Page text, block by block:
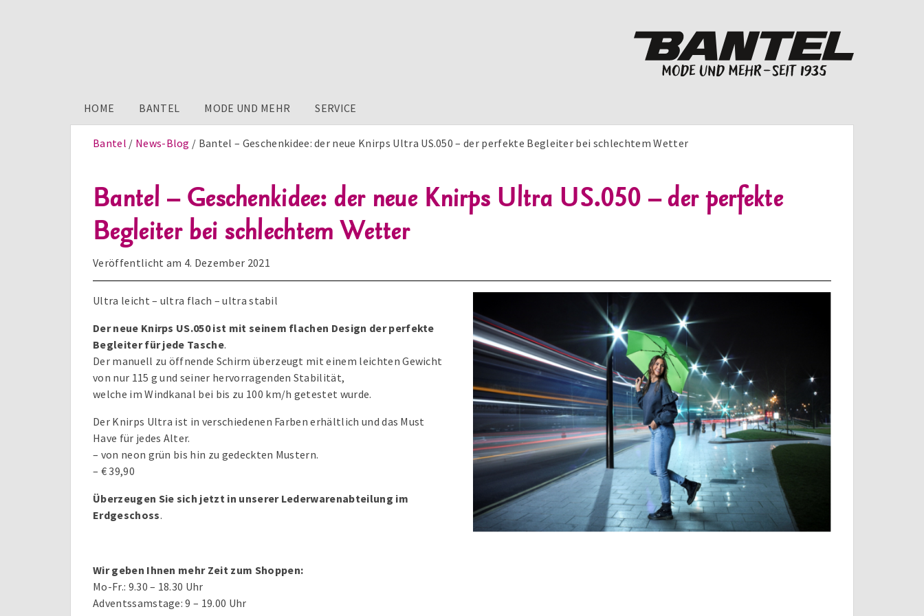
HOME BANTEL MODE UND MEHR SERVICE
Bantel News-Blog Bantel – Geschenkidee: der neue Knirps Ultra US.050 – der perfekte Begleiter bei schlechtem Wetter
Bantel – Geschenkidee: der neue Knirps Ultra US.050 – der perfekte
Begleiter bei schlechtem Wetter
Veröffentlicht am 4. Dezember 2021
Ultra leicht – ultra flach – ultra stabil
Der neue Knirps US.050 ist mit seinem flachen Design der perfekte
Begleiter für jede Tasche.
Der manuell zu öffnende Schirm überzeugt mit einem leichten Gewicht
von nur 115 g und seiner hervorragenden Stabilität,
welche im Windkanal bei bis zu 100 km/h getestet wurde.
Der Knirps Ultra ist in verschiedenen Farben erhältlich und das Must
Have für jedes Alter.
– von neon grün bis hin zu gedeckten Mustern.
– € 39,90
Überzeugen Sie sich jetzt in unserer Lederwarenabteilung im
Erdgeschoss.
Wir geben Ihnen mehr Zeit zum Shoppen:
Mo-Fr.: 9.30 – 18.30 Uhr
Adventssamstage: 9 – 19.00 Uhr